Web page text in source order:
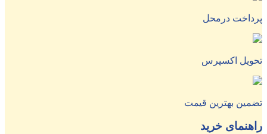
پرداخت درمحل
تحویل اکسپرس
تضمین بهترین قیمت
راهنمای خرید